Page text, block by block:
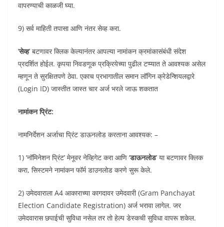
वापरण्याची काळजी घ्या.
9) सर्व माहिती तपासा आणि नंतर सेव्ह करा.
‘सेव्ह’ बटणावर क्लिक केल्यानंतर आपल्या नामांकन क्रमांकासंबंधी संदेश
प्रदर्शित होईल. कृपया निवडणूक प्रक्रियेच्या पुढील टप्प्यात ते आवश्यक असेल
म्हणून ते सुरक्षितपणे ठेवा. एकाच प्रभागातील समान लॉगिन क्रेडेन्शियलद्वारे
(Login ID) जास्तीत जास्त चार अर्ज भरले जाऊ शकतात
नामांकन प्रिंट:
नामनिर्देशन अर्जाचा प्रिंट डाऊनलोड करताना आवश्यक: –
1) ‘नॉमिनेशन प्रिंट’ मेनूवर नेव्हिगेट करा आणि ‘डाऊनलोड’ या बटणावर क्लिक
करा, सिस्टमने नामांकन फॉर्म डाउनलोड करणे सुरू केले.
2) उमेदवाराला A4 आकाराच्या कागदावर उमेदवारी (Gram Panchayat
Election Candidate Registration) अर्ज भरावा लागेल. जर
उमेदवारास छपाईची सुविधा नसेल तर तो हेल्प डेस्कची सुविधा वापरू शकेल.